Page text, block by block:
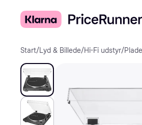
Start/Lyd & Billede/Hi-Fi udstyr/